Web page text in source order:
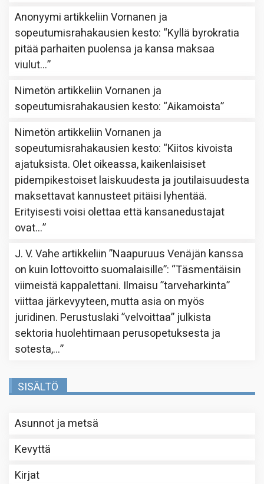
Anonyymi artikkeliinVornanen ja
sopeutumisrahakausien kesto: “Kyllä byrokratia
pitää parhaiten puolensa ja kansa maksaa
viulut…”
Nimetön artikkeliinVornanen ja
sopeutumisrahakausien kesto: “Aikamoista”
Nimetön artikkeliinVornanen ja
sopeutumisrahakausien kesto: “Kiitos kivoista
ajatuksista. Olet oikeassa, kaikenlaisiset
pidempikestoiset laiskuudesta ja joutilaisuudesta
maksettavat kannusteet pitäisi lyhentää.
Erityisesti voisi olettaa että kansanedustajat
ovat…”
J. V. Vahe artikkeliin”Naapuruus Venäjän kanssa
on kuin lottovoitto suomalaisille”: “Täsmentäisin
viimeistä kappalettani. Ilmaisu ”tarveharkinta”
viittaa järkevyyteen, mutta asia on myös
juridinen. Perustuslaki ”velvoittaa” julkista
sektoria huolehtimaan perusopetuksesta ja
sotesta,…”
SISÄLTÖ
Asunnot ja metsä
Kevyttä
Kirjat